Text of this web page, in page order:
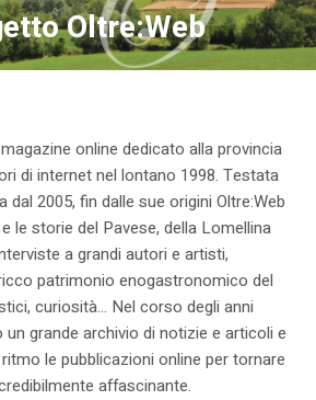
Oltre:Web
online dedicato alla provincia
di internet nel lontano 1998. Testata
2005, fin dalle sue origini Oltre:Web
le storie del Pavese, della Lomellina
a grandi autori e artisti,
patrimonio enogastronomico del
curiosità… Nel corso degli anni
un grande archivio di notizie e articoli e
le pubblicazioni online per tornare
affascinante.